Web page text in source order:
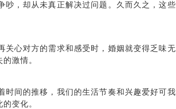
，却从未真正解决过问题。久而久之，这些
心对方的需求和感受时，婚姻就变得乏味无
激情。
间的推移，我们的生活节奏和兴趣爱好可我
变化。